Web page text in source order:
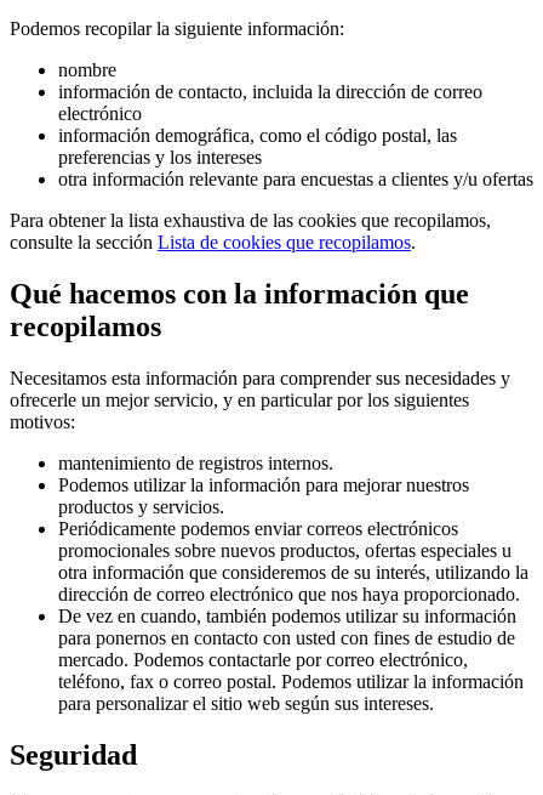
Podemos recopilar la siguiente información:
nombre
información de contacto, incluida la dirección de correo
electrónico
información demográfica, como el código postal, las
preferencias y los intereses
otra información relevante para encuestas a clientes y/u ofertas
Para obtener la lista exhaustiva de las cookies que recopilamos,
consulte la sección Lista de cookies que recopilamos.
Qué hacemos con la información que
recopilamos
Necesitamos esta información para comprender sus necesidades y
ofrecerle un mejor servicio, y en particular por los siguientes
motivos:
mantenimiento de registros internos.
Podemos utilizar la información para mejorar nuestros
productos y servicios.
Periódicamente podemos enviar correos electrónicos
promocionales sobre nuevos productos, ofertas especiales u
otra información que consideremos de su interés, utilizando la
dirección de correo electrónico que nos haya proporcionado.
De vez en cuando, también podemos utilizar su información
para ponernos en contacto con usted con fines de estudio de
mercado. Podemos contactarle por correo electrónico,
teléfono, fax o correo postal. Podemos utilizar la información
para personalizar el sitio web según sus intereses.
Seguridad